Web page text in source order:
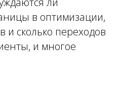
в оптимизации,
и сколько переходов
и многое